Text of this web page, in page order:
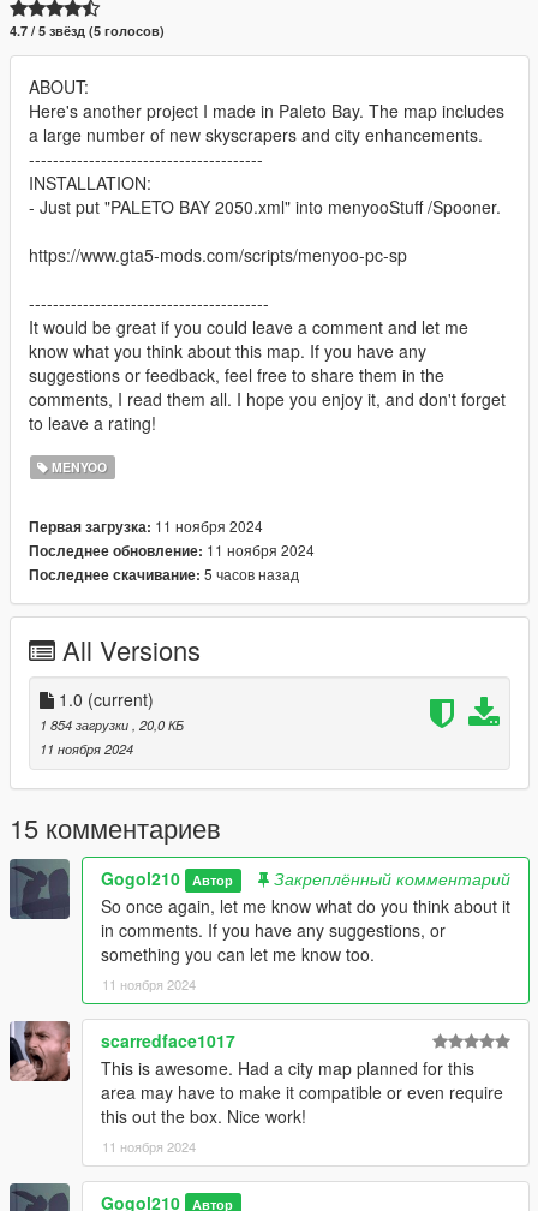
4.7 / 5 звёзд (5 голосов)
ABOUT:
Here's another project I made in Paleto Bay. The map includes
a large number of new skyscrapers and city enhancements.
---------------------------------------
INSTALLATION:
- Just put "PALETO BAY 2050.xml" into menyooStuff /Spooner.
https://www.gta5-mods.com/scripts/menyoo-pc-sp
----------------------------------------
It would be great if you could leave a comment and let me
know what you think about this map. If you have any
suggestions or feedback, feel free to share them in the
comments, I read them all. I hope you enjoy it, and don't forget
to leave a rating!
MENYOO
Первая загрузка: 11 ноября 2024
Последнее обновление: 11 ноября 2024
Последнее скачивание: 5 часов назад
All Versions
1.0 (current)
1 854 загрузки , 20,0 КБ
11 ноября 2024
15 комментариев
Gogol210 Автор
Закреплённый комментарий
So once again, let me know what do you think about it
in comments. If you have any suggestions, or
something you can let me know too.
11 ноября 2024
scarredface1017
This is awesome. Had a city map planned for this
area may have to make it compatible or even require
this out the box. Nice work!
11 ноября 2024
Gogol210 Автор